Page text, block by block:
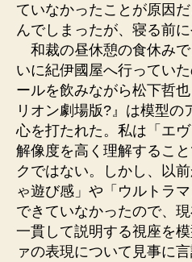
ていなかったことが原因
んでしまったが、寝る前に
和裁の昼休憩の食休み
いに紀伊國屋へ行ってい
ールを飲みながら松下哲
リオン劇場版?』は模型の
心を打たれた。私は「エ
解像度を高く理解するこ
クではない。しかし、以
ゃ遊び感」や「ウルトラ
できていなかったので、
一貫して説明する視座を
ァの表現について見事に